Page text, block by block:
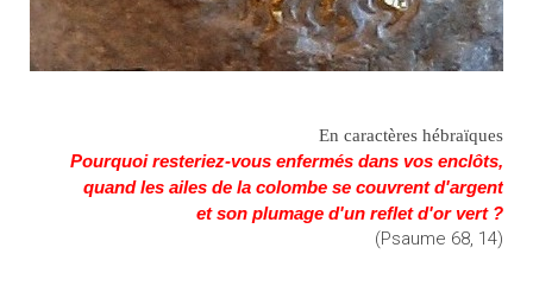
En caractères hébraïques
Pourquoi resteriez-vous enfermés dans vos enclôts,
quand les ailes de la colombe se couvrent d'argent
et son plumage d'un reflet d'or vert ?
(Psaume 68, 14)